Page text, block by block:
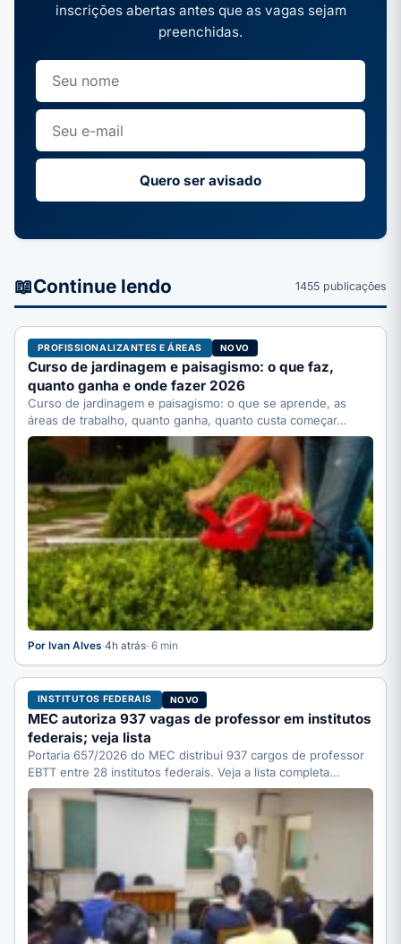
inscrições abertas antes que as vagas sejam
preenchidas.
Quero ser avisado
📖Continue lendo 1455 publicações
PROFISSIONALIZANTES E ÁREAS NOVO
Curso de jardinagem e paisagismo: o que faz,
quanto ganha e onde fazer 2026
Curso de jardinagem e paisagismo: o que se aprende, as
áreas de trabalho, quanto ganha, quanto custa começar…
Por Ivan Alves·4h atrás· 6 min
INSTITUTOS FEDERAIS NOVO
MEC autoriza 937 vagas de professor em institutos
federais; veja lista
Portaria 657/2026 do MEC distribui 937 cargos de professor
EBTT entre 28 institutos federais. Veja a lista completa…